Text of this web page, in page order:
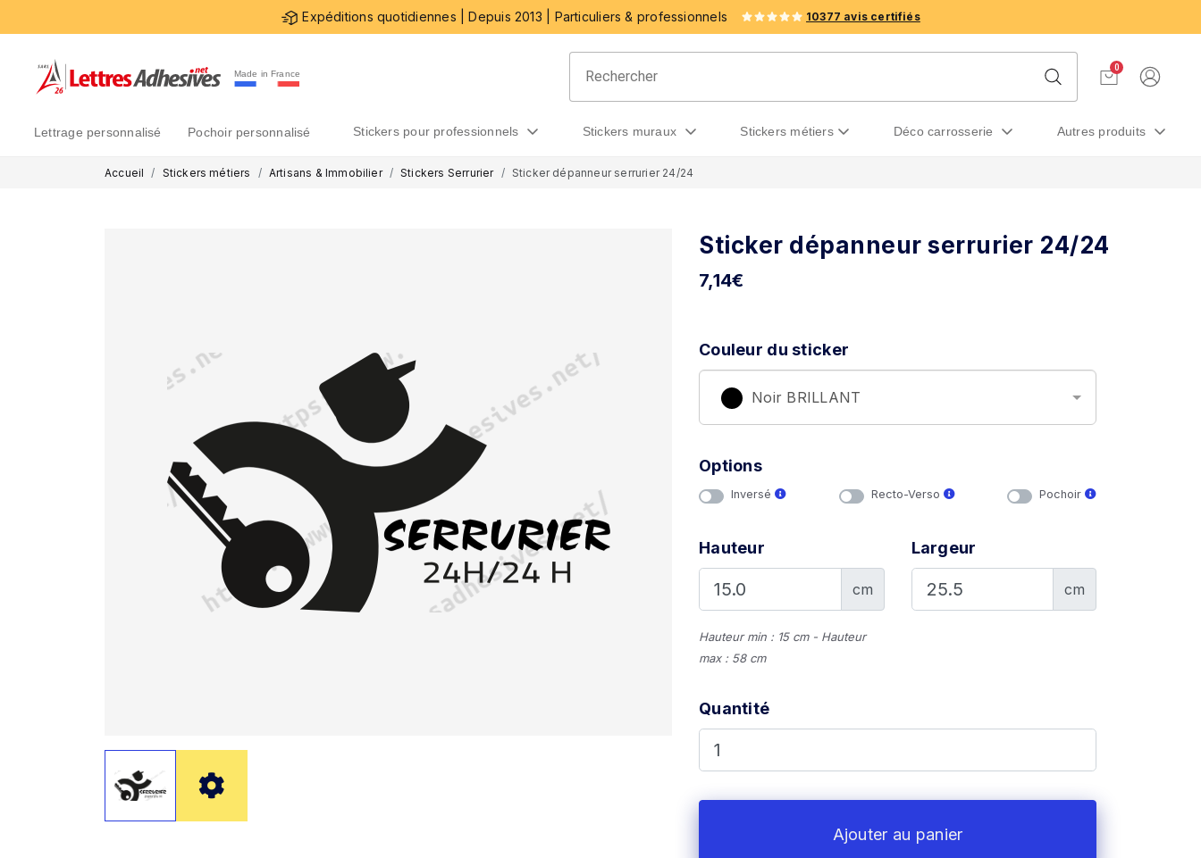
Expéditions quotidiennes | Depuis 2013 | Particuliers & professionnels 10377 avis certifiés
Made in France
0
lettrage personnalisé pochoir personnalisé stickers pour professionnels stickers muraux stickers métiers déco carrosserie autres produits
Accueil Stickers métiers Artisans & Immobilier Stickers Serrurier Sticker dépanneur serrurier 24/24
Sticker dépanneur serrurier 24/24
7,14€
Couleur du sticker
Noir BRILLANT
Options
Inversé Recto-Verso Pochoir
Hauteur
cm
Hauteur min : 15 cm - Hauteur
max : 58 cm
Largeur
cm
Quantité
Ajouter au panier